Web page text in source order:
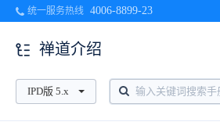
统一服务热线 4006-8899-23
禅道介绍
IPD版 5.x